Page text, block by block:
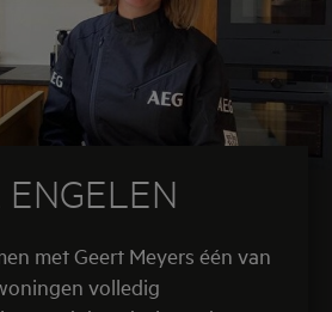
met Geert Meyers één van
volledig